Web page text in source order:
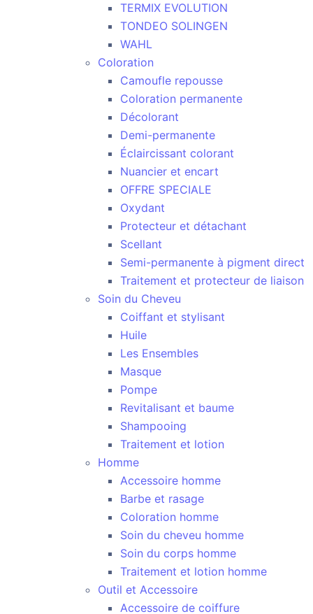
TERMIX EVOLUTION
TONDEO SOLINGEN
WAHL
Coloration
Camoufle repousse
Coloration permanente
Décolorant
Demi-permanente
Éclaircissant colorant
Nuancier et encart
OFFRE SPECIALE
Oxydant
Protecteur et détachant
Scellant
Semi-permanente à pigment direct
Traitement et protecteur de liaison
Soin du Cheveu
Coiffant et stylisant
Huile
Les Ensembles
Masque
Pompe
Revitalisant et baume
Shampooing
Traitement et lotion
Homme
Accessoire homme
Barbe et rasage
Coloration homme
Soin du cheveu homme
Soin du corps homme
Traitement et lotion homme
Outil et Accessoire
Accessoire de coiffure